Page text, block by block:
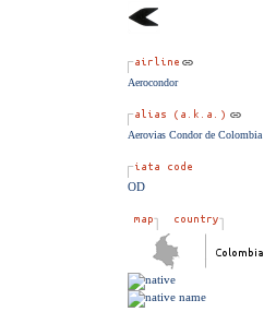
Aerocondor
Aerovias Condor de Colombia
OD